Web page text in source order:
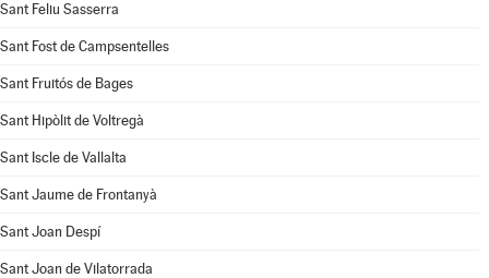
Sant Feliu Sasserra
Sant Fost de Campsentelles
Sant Fruitós de Bages
Sant Hipòlit de Voltregà
Sant Iscle de Vallalta
Sant Jaume de Frontanyà
Sant Joan Despí
Sant Joan de Vilatorrada